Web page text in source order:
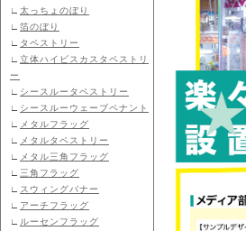
∟ 太っちょのぼり
∟ 箔のぼり
∟ タペストリー
∟ 立体ハイビスカスタペストリ
ー
∟ シースルータペストリー
∟ シースルーウェーブペナント
∟
メタルフラッグ
∟
メタルタペストリー
∟
メタル三角フラッグ
∟ 三角フラッグ
∟ スウィングバナー
∟ アーチフラッグ
∟ ルーセンフラッグ